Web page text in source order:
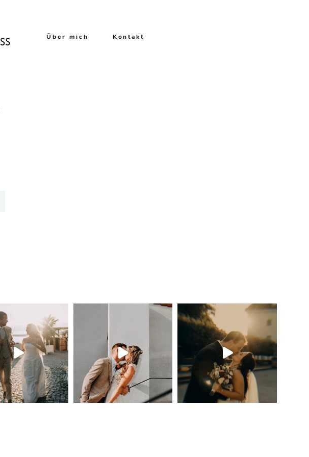
Über mich Kontakt